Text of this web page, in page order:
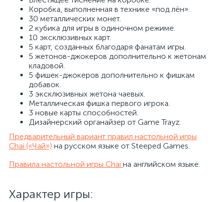
Коробка, выполненная в технике «под лён».
30 металлических монет.
2 кубика для игры в одиночном режиме.
10 эксклюзивных карт.
5 карт, созданных благодаря фанатам игры.
5 жетонов-джокеров дополнительно к жетонам
кладовой.
5 фишек-джокеров дополнительно к фишкам
добавок.
3 эксклюзивных жетона чаевых.
Металлическая фишка первого игрока.
3 новые карты способностей.
Дизайнерский органайзер от Game Trayz.
Предварительный вариант правил настольной игры
Chai («Чай») на русском языке от Steeped Games.
Правила настольной игры Chai на английском языке.
Характер игры: